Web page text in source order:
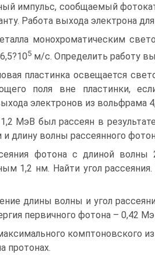
импульс, сообщаемый
Работа выхода электрона
монохроматическим
5 м/с. Определить работу
пластинка освещается
поля вне пластинки,
электронов из вольфрама
МэВ был рассеян в
и длину волны рассеянного
фотона с длиной
1,2 нм. Найти угол
длины волны и угол
первичного фотона – 0,42
комптоновского
протонах.